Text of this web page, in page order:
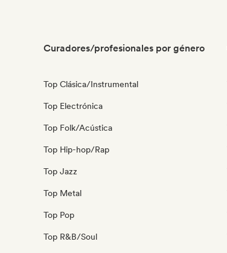
Curadores/profesionales por género
Top Clásica/Instrumental
Top Electrónica
Top Folk/Acústica
Top Hip-hop/Rap
Top Jazz
Top Metal
Top Pop
Top R&B/Soul